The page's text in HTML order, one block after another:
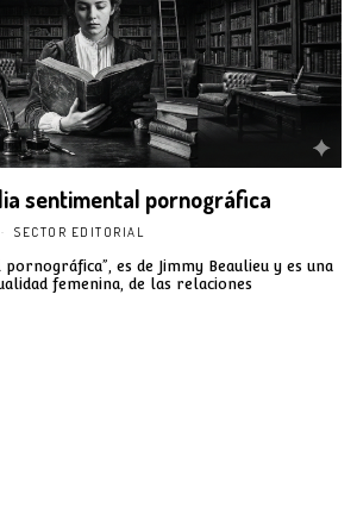
sentimental pornográfica
SECTOR EDITORIAL
es de Jimmy Beaulieu y es una
femenina, de las relaciones